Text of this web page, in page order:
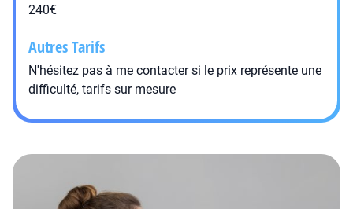
240€
Autres Tarifs
N'hésitez pas à me contacter si le prix représente une
difficulté, tarifs sur mesure